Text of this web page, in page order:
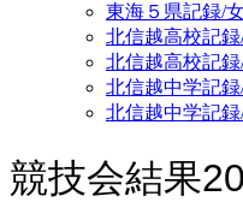
東海５県記録/
北信越高校記
北信越高校記
北信越中学記
北信越中学記
競技会結果